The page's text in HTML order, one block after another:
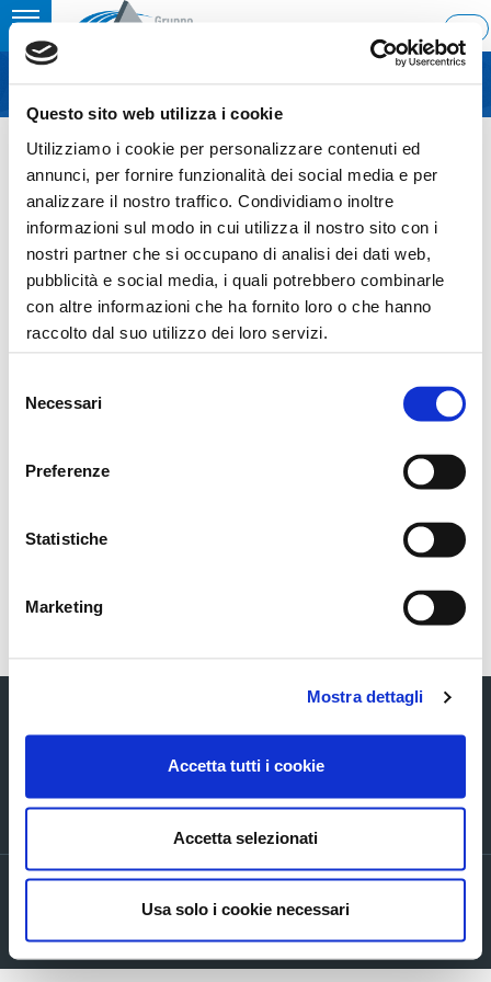
Questo sito web utilizza i cookie
Utilizziamo i cookie per personalizzare contenuti ed
annunci, per fornire funzionalità dei social media e per
analizzare il nostro traffico. Condividiamo inoltre
informazioni sul modo in cui utilizza il nostro sito con i
nostri partner che si occupano di analisi dei dati web,
pubblicità e social media, i quali potrebbero combinarle
con altre informazioni che ha fornito loro o che hanno
raccolto dal suo utilizzo dei loro servizi.
delNecessari
Preferenze
Statistiche
Marketing
Mostra dettagli
Accetta tutti i cookie
Accetta selezionati
Usa solo i cookie necessari
Toggle
navigation
MENU
Last update: 2007/12/21 23:59
21.12.2007
RESIGNATION OF ANGELO
ZACCARI FROM ASCOTRADE’S
BOARD.
Resignation of Angelo Zaccari from Ascotrade's
Torna indietro
Via Verizzo, 1030 - 31053 Pieve di Soligo (TV) tel +39 0438 980098 fax +39
0438 82096 C.F. - P.I. - R.I. 03916270261
Company info